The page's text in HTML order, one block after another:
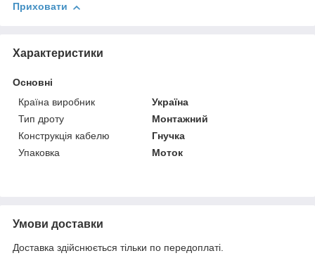
Приховати
Характеристики
Основні
Країна виробник
Україна
Тип дроту
Монтажний
Конструкція кабелю
Гнучка
Упаковка
Моток
Умови доставки
Доставка здійснюється тільки по передоплаті.